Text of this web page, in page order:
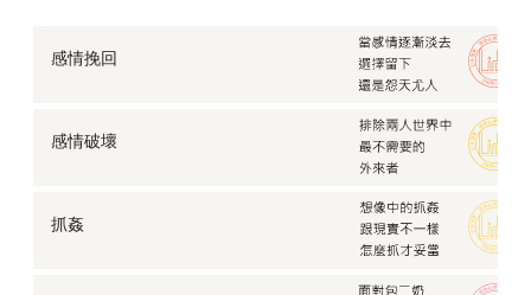
感情挽回
感情破壞
抓姦